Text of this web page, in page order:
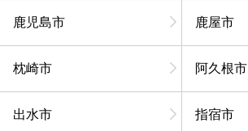
鹿児島市 鹿屋市
枕崎市 阿久根市
出水市 指宿市